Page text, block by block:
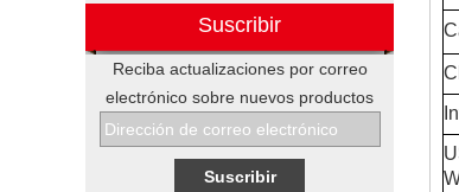
Suscribir
Reciba actualizaciones por correo
electrónico sobre nuevos productos
Conjuntos electrónicos de
cajas de regalo
promocionales de Pepsi.